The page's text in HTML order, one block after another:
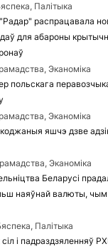
Палітыка
распрацавала
для абароны
Эканоміка
польскага
Эканоміка
яшчэ дзве
Эканоміка
Беларусі
наяўнай валюты, чым
Палітыка
і падраздзяленняў